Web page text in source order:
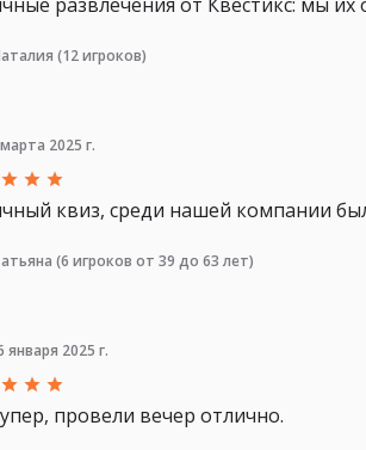
(12 игроков)
2025 г.
квиз, среди нашей компании
(6 игроков от 39 до 63 лет)
января 2025 г.
провели вечер отлично.